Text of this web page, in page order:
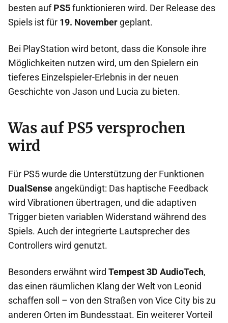
besten aufPS5funktionieren wird. Der Release des
Spiels ist für 19. November geplant.
Bei PlayStation wird betont, dass die Konsole ihre
Möglichkeiten nutzen wird, um den Spielern ein
tieferes Einzelspieler-Erlebnis in der neuen
Geschichte von Jason und Lucia zu bieten.
Was auf PS5 versprochen
wird
Für PS5 wurde die Unterstützung der Funktionen
DualSense angekündigt: Das haptische Feedback
wird Vibrationen übertragen, und die adaptiven
Trigger bieten variablen Widerstand während des
Spiels. Auch der integrierte Lautsprecher des
Controllers wird genutzt.
Besonders erwähnt wird Tempest 3D AudioTech,
das einen räumlichen Klang der Welt von Leonid
schaffen soll – von den Straßen von Vice City bis zu
anderen Orten im Bundesstaat. Ein weiterer Vorteil